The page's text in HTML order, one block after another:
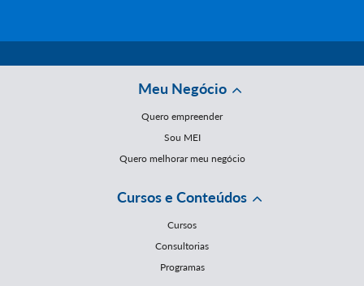
Meu Negócio
Quero empreender
Sou MEI
Quero melhorar meu negócio
Cursos e Conteúdos
Cursos
Consultorias
Programas